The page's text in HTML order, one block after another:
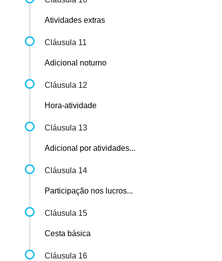
Atividades extras
Cláusula 11
Adicional noturno
Cláusula 12
Hora-atividade
Cláusula 13
Adicional por atividades...
Cláusula 14
Participação nos lucros...
Cláusula 15
Cesta básica
Cláusula 16